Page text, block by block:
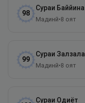
98
Сураи Баййина
Мадинӣ•8 оят
99
Сураи Залзала
Мадинӣ•8 оят
Сураи Одиёт